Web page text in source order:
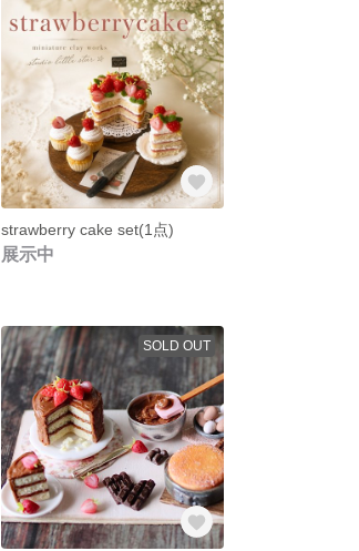
strawberry cake set(1点)
展示中
SOLD OUT